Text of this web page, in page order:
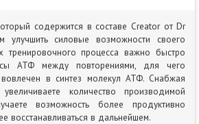
содержится в составе Creator от Dr
улучшить силовые возможности своего
тренировочного процесса важно быстро
АТФ между повторениями, для чего
в синтез молекул АТФ. Снабжая
количество производимой
возможность более продуктивно
восстанавливаться в дальнейшем.